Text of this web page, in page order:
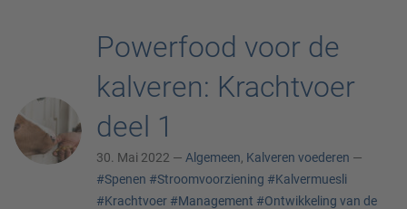
Powerfood voor de
kalveren: Krachtvoer
deel 1
30. Mai 2022 — Algemeen, Kalveren voederen —
#Spenen #Stroomvoorziening #Kalvermuesli
#Krachtvoer #Management #Ontwikkeling van de